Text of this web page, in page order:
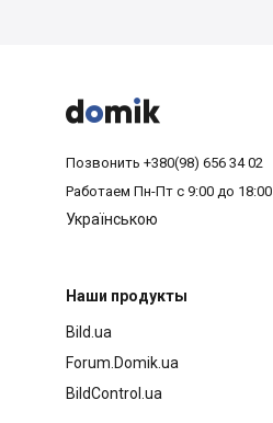



Позвонить +380(98) 656 34 02
Работаем Пн-Пт с 9:00 до 18:00
Українською
Наши продукты
Bild.ua
Forum.Domik.ua
BildControl.ua